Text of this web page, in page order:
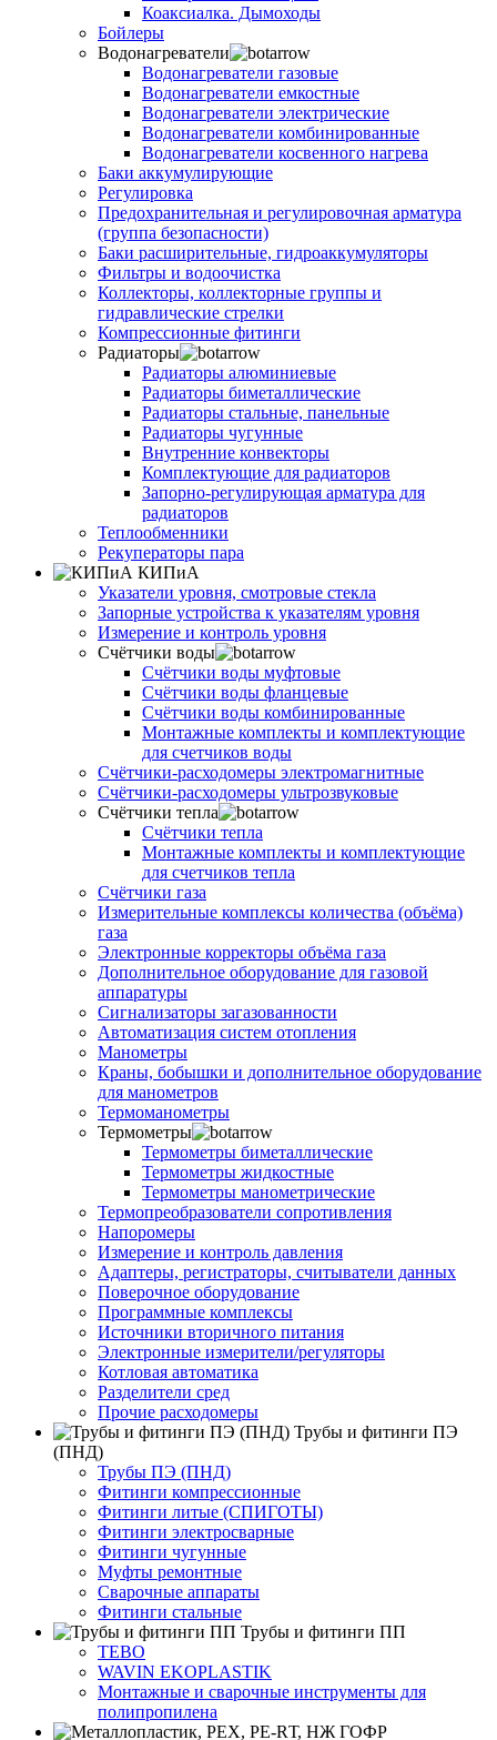
Коаксиалка. Дымоходы
Бойлеры
Водонагреватели
Водонагреватели газовые
Водонагреватели емкостные
Водонагреватели электрические
Водонагреватели комбинированные
Водонагреватели косвенного нагрева
Баки аккумулирующие
Регулировка
Предохранительная и регулировочная арматура
(группа безопасности)
Баки расширительные, гидроаккумуляторы
Фильтры и водоочистка
Коллекторы, коллекторные группы и
гидравлические стрелки
Компрессионные фитинги
Радиаторы
Радиаторы алюминиевые
Радиаторы биметаллические
Радиаторы стальные, панельные
Радиаторы чугунные
Внутренние конвекторы
Комплектующие для радиаторов
Запорно-регулирующая арматура для
радиаторов
Теплообменники
Рекуператоры пара
КИПиА
Указатели уровня, смотровые стекла
Запорные устройства к указателям уровня
Измерение и контроль уровня
Счётчики воды
Счётчики воды муфтовые
Счётчики воды фланцевые
Счётчики воды комбинированные
Монтажные комплекты и комплектующие
для счетчиков воды
Счётчики-расходомеры электромагнитные
Счётчики-расходомеры ультрозвуковые
Счётчики тепла
Счётчики тепла
Монтажные комплекты и комплектующие
для счетчиков тепла
Счётчики газа
Измерительные комплексы количества (объёма)
газа
Электронные корректоры объёма газа
Дополнительное оборудование для газовой
аппаратуры
Сигнализаторы загазованности
Автоматизация систем отопления
Манометры
Краны, бобышки и дополнительное оборудование
для манометров
Термоманометры
Термометры
Термометры биметаллические
Термометры жидкостные
Термометры манометрические
Термопреобразователи сопротивления
Напоромеры
Измерение и контроль давления
Адаптеры, регистраторы, считыватели данных
Поверочное оборудование
Программные комплексы
Источники вторичного питания
Электронные измерители/регуляторы
Котловая автоматика
Разделители сред
Прочие расходомеры
Трубы и фитинги ПЭ
(ПНД)
Трубы ПЭ (ПНД)
Фитинги компрессионные
Фитинги литые (СПИГОТЫ)
Фитинги электросварные
Фитинги чугунные
Муфты ремонтные
Сварочные аппараты
Фитинги стальные
Трубы и фитинги ПП
TEBO
WAVIN EKOPLASTIK
Монтажные и сварочные инструменты для
полипропилена